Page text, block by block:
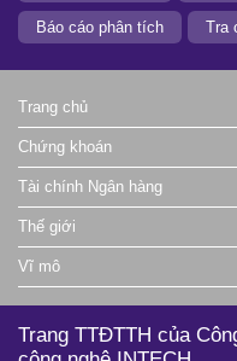
Báo cáo phân tích Tra
Trang chủ
Chứng khoán
Tài chính Ngân hàng
Thế giới
Vĩ mô
Trang TTĐTTH của